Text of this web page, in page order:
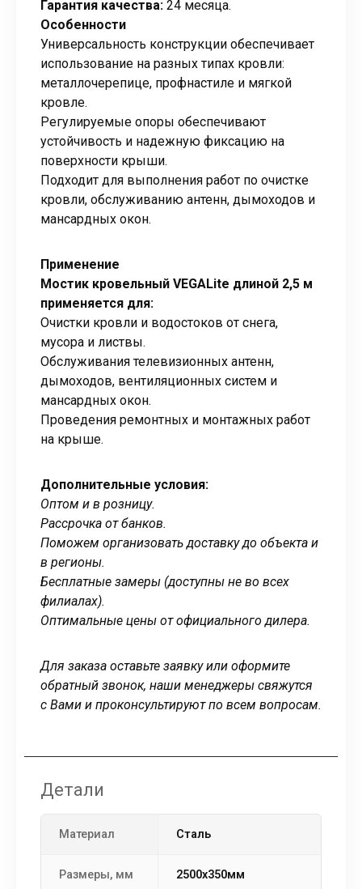
Гарантия качества: 24 месяца.
Особенности
Универсальность конструкции обеспечивает
использование на разных типах кровли:
металлочерепице, профнастиле и мягкой
кровле.
Регулируемые опоры обеспечивают
устойчивость и надежную фиксацию на
поверхности крыши.
Подходит для выполнения работ по очистке
кровли, обслуживанию антенн, дымоходов и
мансардных окон.
Применение
Мостик кровельный VEGALite длиной 2,5 м
применяется для:
Очистки кровли и водостоков от снега,
мусора и листвы.
Обслуживания телевизионных антенн,
дымоходов, вентиляционных систем и
мансардных окон.
Проведения ремонтных и монтажных работ
на крыше.
Дополнительные условия:
Оптом и в розницу.
Рассрочка от банков.
Поможем организовать доставку до объекта и
в регионы.
Бесплатные замеры (доступны не во всех
филиалах).
Оптимальные цены от официального дилера.
Для заказа оставьте заявку или оформите
обратный звонок, наши менеджеры свяжутся
с Вами и проконсультируют по всем вопросам.
Детали
Материал сталь
Размеры, мм 2500х350мм